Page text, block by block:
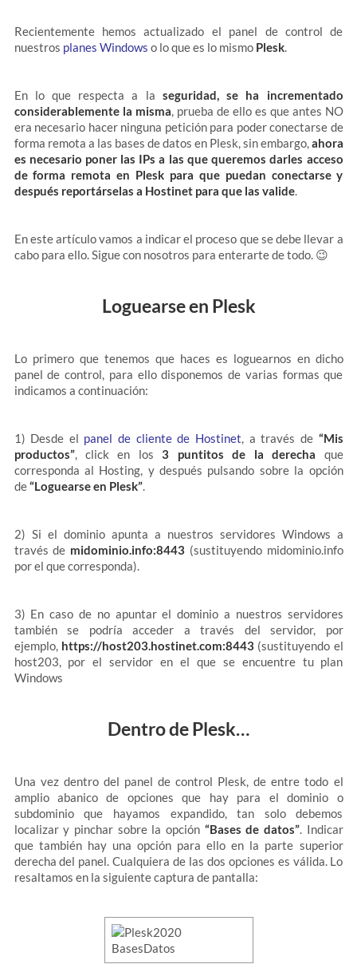
Recientemente hemos actualizado el panel de control de
nuestros planes Windows o lo que es lo mismo Plesk.
En lo que respecta a la seguridad, se ha incrementado
considerablemente la misma, prueba de ello es que antes NO
era necesario hacer ninguna petición para poder conectarse de
forma remota a las bases de datos en Plesk, sin embargo,ahora
es necesario poner las IPs a las que queremos darles acceso
de forma remota en Plesk para que puedan conectarse y
después reportárselas a Hostinet para que las valide.
En este artículo vamos a indicar el proceso que se debe llevar a
cabo para ello. Sigue con nosotros para enterarte de todo. 😉
Loguearse en Plesk
Lo primero que tenemos que haces es loguearnos en dicho
panel de control, para ello disponemos de varias formas que
indicamos a continuación:
1) Desde el panel de cliente de Hostinet, a través de “Mis
productos”, click en los3 puntitos de la derecha que
corresponda al Hosting, y después pulsando sobre la opción
de“Loguearse en Plesk”.
2) Si el dominio apunta a nuestros servidores Windows a
través de midominio.info:8443 (sustituyendo midominio.info
por el que corresponda).
3) En caso de no apuntar el dominio a nuestros servidores
también se podría acceder a través del servidor, por
ejemplo, https://host203.hostinet.com:8443(sustituyendo el
host203, por el servidor en el que se encuentre tu plan
Windows
Dentro de Plesk…
Una vez dentro del panel de control Plesk, de entre todo el
amplio abanico de opciones que hay para el dominio o
subdominio que hayamos expandido, tan solo debemos
localizar y pinchar sobre la opción“Bases de datos”. Indicar
que también hay una opción para ello en la parte superior
derecha del panel. Cualquiera de las dos opciones es válida. Lo
resaltamos en la siguiente captura de pantalla: